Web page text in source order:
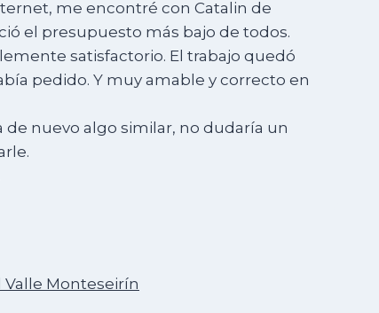
me encontré con Catalin de
el presupuesto más bajo de todos.
satisfactorio. El trabajo quedó
pedido. Y muy amable y correcto en
de nuevo algo similar, no dudaría un
Valle Monteseirín